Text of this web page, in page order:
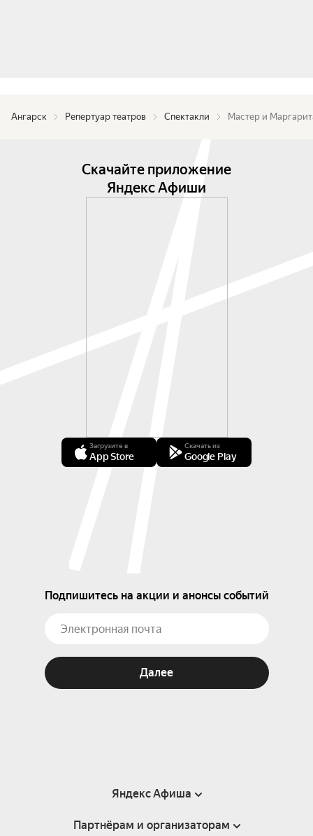
Ангарск Репертуар театров Спектакли Мастер и
Скачайте приложение
Яндекс Афиши
Загрузите в
App Store
Скачать из
Google Play
Подпишитесь на акции и анонсы событий
Далее
Яндекс Афиша
Справка
Партнёрам и организаторам